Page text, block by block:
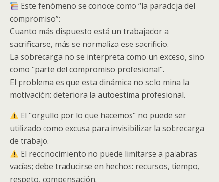
Este fenómeno se conoce como “la paradoja del
compromiso”:
Cuanto más dispuesto está un trabajador a
sacrificarse, más se normaliza ese sacrificio.
La sobrecarga no se interpreta como un exceso, sino
como “parte del compromiso profesional”.
El problema es que esta dinámica no solo mina la
motivación: deteriora la autoestima profesional.
El “orgullo por lo que hacemos” no puede ser
utilizado como excusa para invisibilizar la sobrecarga
de trabajo.
El reconocimiento no puede limitarse a palabras
vacías; debe traducirse en hechos: recursos, tiempo,
respeto, compensación.